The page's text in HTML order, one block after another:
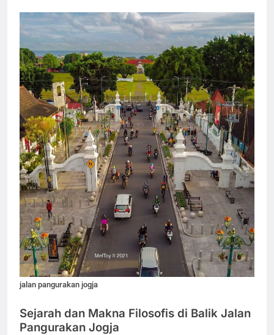
jalan pangurakan jogja
Sejarah dan Makna Filosofis di Balik Jalan
Pangurakan Jogja